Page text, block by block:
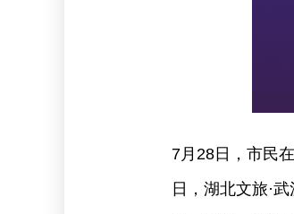
7月28日，市民
日，湖北文旅·